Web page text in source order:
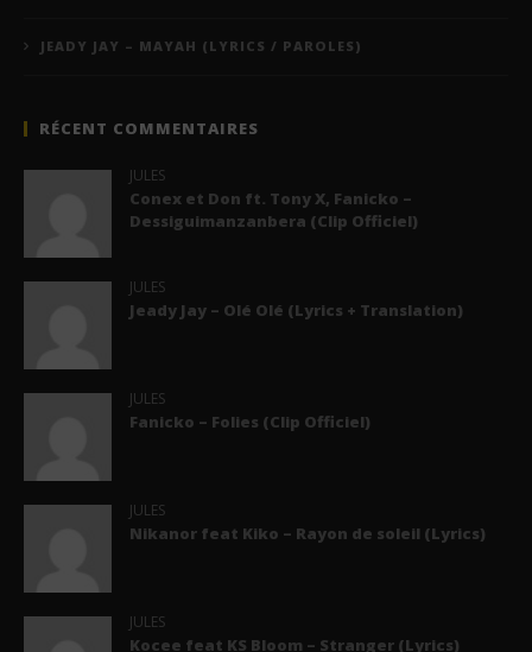
JEADY JAY – MAYAH (LYRICS / PAROLES)
RÉCENT COMMENTAIRES
JULES
Conex et Don ft. Tony X, Fanicko –
Dessiguimanzanbera (Clip Officiel)
JULES
Jeady Jay – Olé Olé (Lyrics + Translation)
JULES
Fanicko – Folies (Clip Officiel)
JULES
Nikanor feat Kiko – Rayon de soleil (Lyrics)
JULES
Kocee feat KS Bloom – Stranger (Lyrics)